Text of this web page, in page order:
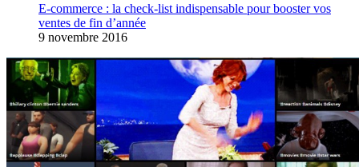
E-commerce : la check-list indispensable pour booster vos
ventes de fin d’année
9 novembre 2016